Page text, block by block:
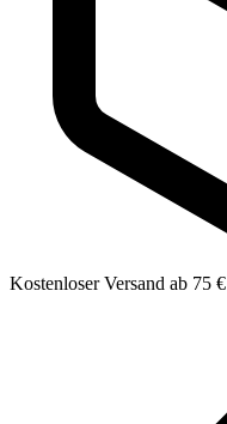
Kostenloser Versand ab 75 €